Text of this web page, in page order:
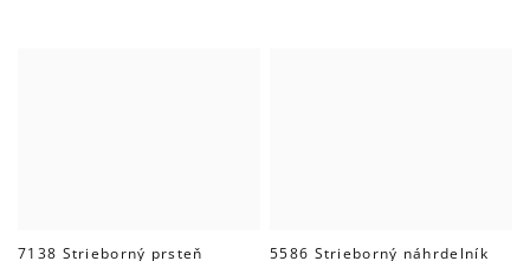
7138 Strieborný prsteň
5586 Strieborný náhrdelník